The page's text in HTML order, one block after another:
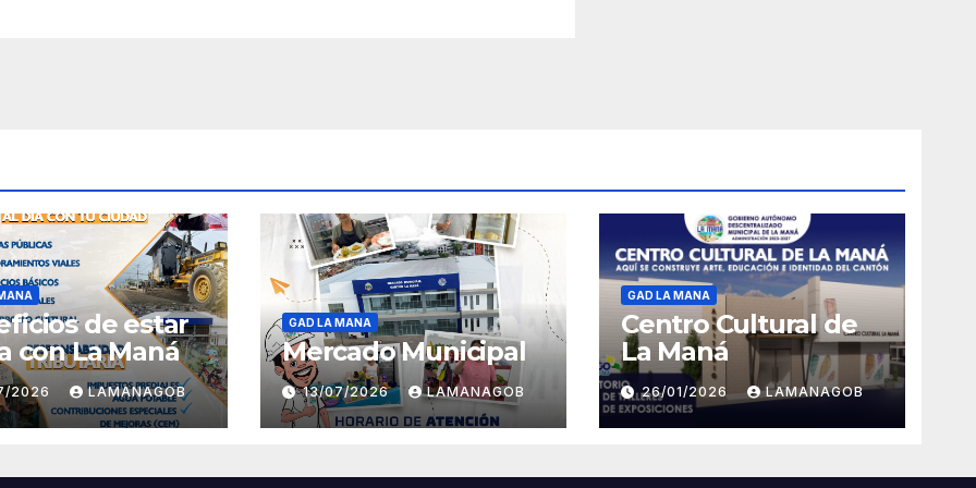
de estar
con La Maná
2026 LAMANAGOB
GAD LA MANA
Mercado Municipal
13/07/2026 LAMANAGOB
GAD LA MANA
Centro Cultural de
La Maná
26/01/2026 LAMANAGOB